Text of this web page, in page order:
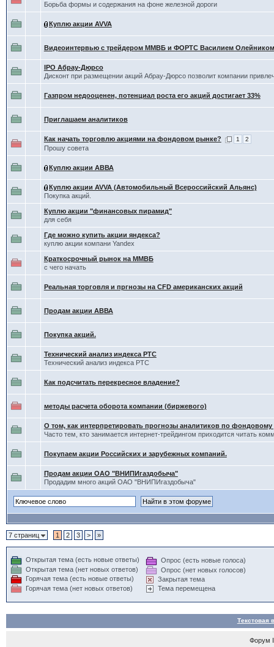
Борьба формы и содержания на фоне железной дороги
Куплю акции AVVA
Видеоинтервью с трейдером ММВБ и ФОРТС Василием Олейником
IPO Абрау-Дюрсо
Дисконт при размещении акций Абрау-Дюрсо позволит компании
Газпром недооценен, потенциал роста его акций достигает 33%
Приглашаем аналитиков
Как начать торговлю акциями на фондовом рынке? 1 2
Прошу совета
Куплю акции АВВА
Куплю акции AVVA (Автомобильный Всероссийский Альянс)
Покупка акций.
Куплю акции "финансовых пирамид"
для себя
Где можно купить акции яндекса?
куплю акции компани Yandex
Краткосрочный рынок на ММВБ
с чего начать
Реальная торговля и пргнозы на CFD американских акций
Продам акции АВВА
Покупка акций.
Технический анализ индекса РТС
Технический анализ индекса РТС
Как подсчитать перекресное владение?
методы расчета оборота компании (биржевого)
О том, как интерпретировать прогнозы аналитиков по
Часто тем, кто занимается интернет-трейдингом приходится читать
Покупаем акции Российских и зарубежных компаний.
Продам акции ОАО "ВНИПИгаздобыча"
Продадим много акций ОАО "ВНИПИгаздобыча"
7 страниц 1 2 3 > »
Открытая тема (есть новые ответы)
Открытая тема (нет новых ответов)
Горячая тема (есть новые ответы)
Горячая тема (нет новых ответов)
Опрос (есть новые голоса)
Опрос (нет новых голосов)
Закрытая тема
Тема перемещена
Текстовая
Форум